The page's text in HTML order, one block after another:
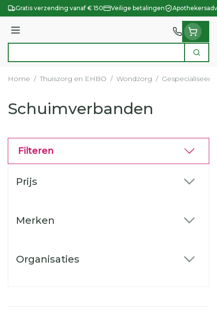
Ga naar de inhoud
Gratis verzending vanaf € 150 Veilige betalingen
Menu
Zoek
Home / Thuiszorg en EHBO / Wondzorg /
Schuimverbanden
Filteren
Prijs
Merken
Organisaties